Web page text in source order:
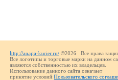
http://anapa-kurier.ru/ ©2026 Все права
Все логотипы и торговые марки на данном
являются собственностью их владельцев.
Использование данного сайта означает
принятие условий Пользовательского